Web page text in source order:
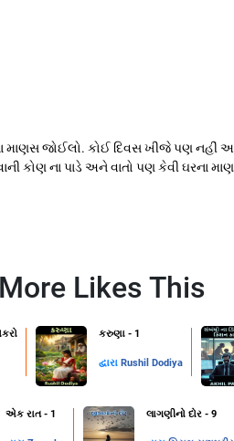
જોઈલો. કોઈ દિવસ ખીજે પણ નહીં
કોણ ના પાડે અને વાતો પણ કેવી ઘરના
More Likes This
કરુણા - 1
દ્વારા Rushil Dodiya
એક રાત - 1 લાગણીનો દોર - 9